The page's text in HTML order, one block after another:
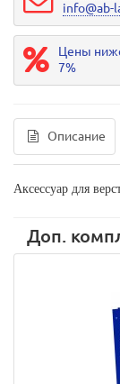
info@ab-
Цены
7%
Описание
Аксессуар для
Доп.